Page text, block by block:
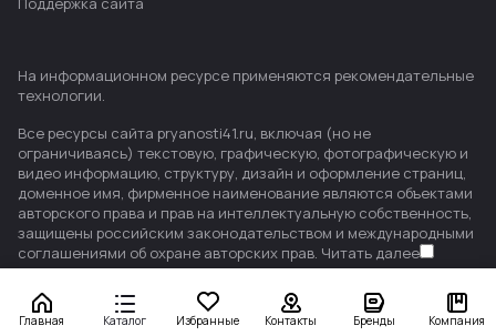
Главная Каталог Избранные Контакты Бренды Компания
На информационном ресурсе применяются рекомендательные
технологии.
Все ресурсы сайта pryanosti41.ru, включая (но не
ограничиваясь) текстовую, графическую, фотографическую и
видео информацию, структуру, дизайн и оформление страниц,
доменное имя, фирменное наименование являются объектами
авторского права и прав на интеллектуальную собственность,
защищены российским законодательством и международными
соглашениями об охране авторских прав. Читать далее